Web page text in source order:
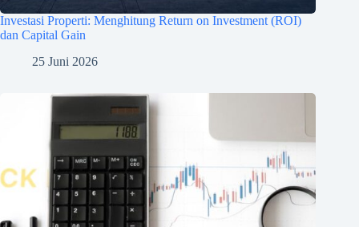
Investasi Properti: Menghitung Return on Investment (ROI)
dan Capital Gain
25 Juni 2026